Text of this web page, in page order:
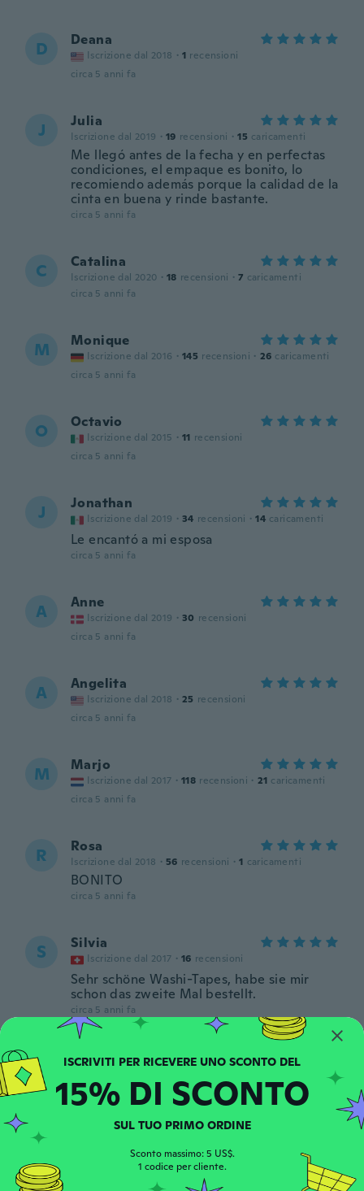
D Deana
Iscrizione dal 2018 · 1 recensioni
circa 5 anni fa
J Julia
Iscrizione dal 2019 · 19 recensioni · 15 caricamenti
Me llegó antes de la fecha y en perfectas
condiciones, el empaque es bonito, lo
recomiendo además porque la calidad de la
cinta en buena y rinde bastante.
circa 5 anni fa
C Catalina
Iscrizione dal 2020 · 18 recensioni · 7 caricamenti
circa 5 anni fa
M Monique
Iscrizione dal 2016 · 145 recensioni · 26 caricamenti
circa 5 anni fa
O Octavio
Iscrizione dal 2015 · 11 recensioni
circa 5 anni fa
J Jonathan
Iscrizione dal 2019 · 34 recensioni · 14 caricamenti
Le encantó a mi esposa
circa 5 anni fa
A Anne
Iscrizione dal 2019 · 30 recensioni
circa 5 anni fa
A Angelita
Iscrizione dal 2018 · 25 recensioni
circa 5 anni fa
M Marjo
Iscrizione dal 2017 · 118 recensioni · 21 caricamenti
circa 5 anni fa
R Rosa
Iscrizione dal 2018 · 56 recensioni · 1 caricamenti
BONITO
circa 5 anni fa
S Silvia
Iscrizione dal 2017 · 16 recensioni
Sehr schöne Washi-Tapes, habe sie mir
schon das zweite Mal bestellt.
circa 5 anni fa
D Denise
circa 5 anni fa
G Iscrizione dal 2014 · 520 recensioni
caricamenti
15% DI SCONTO
SUL TUO PRIMO ORDINE
Sconto massimo: 5 US$.
1 codice per cliente.